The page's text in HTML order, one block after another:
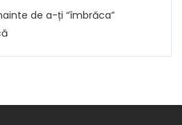
de a-ți “îmbrăca”